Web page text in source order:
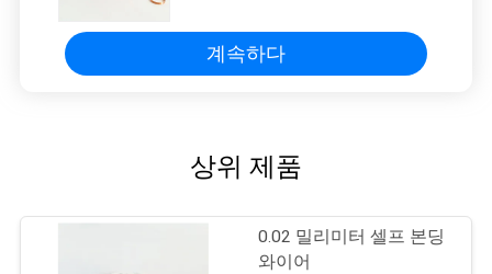
계속하다
상위 제품
0.02 밀리미터 셀프 본딩
와이어